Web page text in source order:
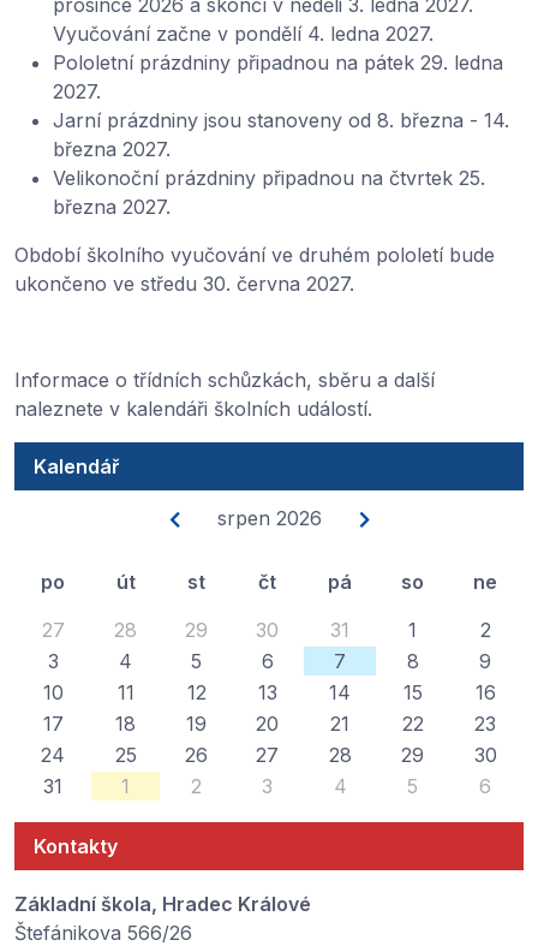
prosince 2026 a skončí v neděli 3. ledna 2027.
Vyučování začne v pondělí 4. ledna 2027.
Pololetní prázdniny připadnou na pátek 29. ledna
2027.
Jarní prázdniny jsou stanoveny od 8. března - 14.
března 2027.
Velikonoční prázdniny připadnou na čtvrtek 25.
března 2027.
Období školního vyučování ve druhém pololetí bude
ukončeno ve středu 30. června 2027.
Informace o třídních schůzkách, sběru a další
naleznete v kalendáři školních událostí.
Kalendář
srpen 2026
po út st čt pá so
ne
27
28 29 30 31 1
2
3
4 5 6 7 8
9
10
11 12 13 14 15
16
17
18 19 20 21 22
23
24
25 26 27 28 29
30
31
1 2 3 4 5 6
Kontakty
Základní škola, Hradec Králové
Štefánikova 566/26